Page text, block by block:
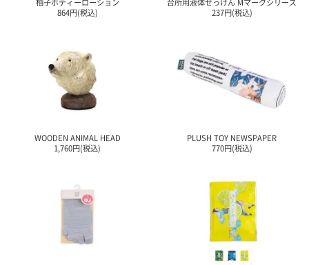
柚子ボディーローション
864円(税込)
台所用液体せっけん Mマークシリーズ
237円(税込)
WOODEN ANIMAL HEAD
1,760円(税込)
PLUSH TOY NEWSPAPER
770円(税込)